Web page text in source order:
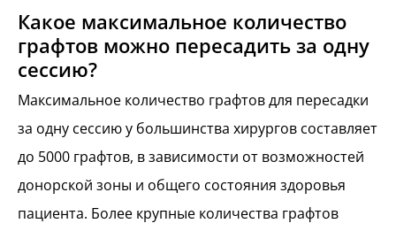
Какое максимальное количество
графтов можно пересадить за одну
сессию?
Максимальное количество графтов для пересадки
за одну сессию у большинства хирургов составляет
до 5000 графтов, в зависимости от возможностей
донорской зоны и общего состояния здоровья
пациента. Более крупные количества графтов